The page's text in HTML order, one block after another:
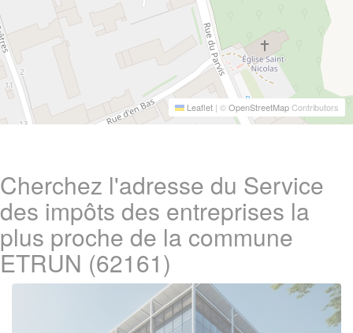
Leaflet | ©OpenStreetMapContributors
Cherchez l'adresse du Service
des impôts des entreprises la
plus proche de la commune
ETRUN (62161)